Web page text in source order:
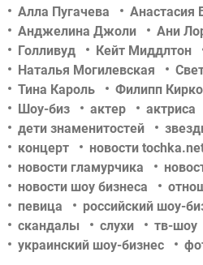
Алла Пугачева
Анастасия
Анджелина Джоли
Ани
Голливуд
Кейт Миддлтон
Наталья Могилевская
Тина Кароль
Филипп
Шоу-биз
актер актриса
дети знаменитостей
концерт
новости
новости гламурчика
новости шоу бизнеса
певица
российский шоу-
скандалы
слухи тв-шоу
украинский шоу-бизнес